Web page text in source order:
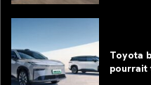
Toyota
pourrait